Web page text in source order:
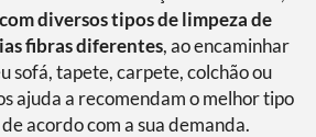
diversos tipos de limpeza de
fibras diferentes, ao encaminhar
sofá, tapete, carpete, colchão ou
ajuda a recomendam o melhor tipo
acordo com a sua demanda.